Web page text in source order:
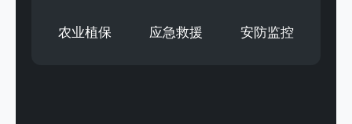
农业植保 应急救援 安防监控